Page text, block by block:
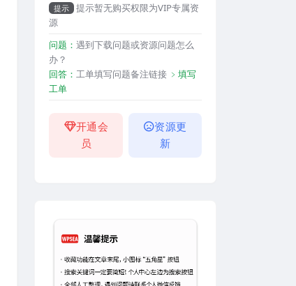
提示
提示暂无购买权限为VIP专属资
源
问题： 遇到下载问题或资源问题怎么
办？
回答： 工单填写问题备注链接 ﹥填写
工单
开通会
员
资源更
新